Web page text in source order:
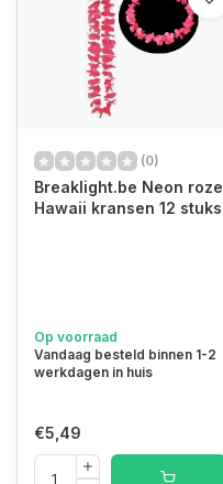
(0)
Breaklight.be Neon roze
Hawaii kransen 12 stuks
Op voorraad
Vandaag besteld binnen 1-2
werkdagen in huis
€5,49